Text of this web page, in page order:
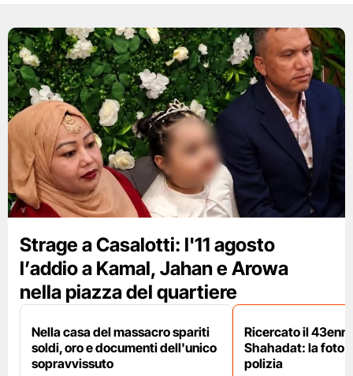
Strage a Casalotti: l'11 agosto
l’addio a Kamal, Jahan e Arowa
nella piazza del quartiere
Nella casa del massacro spariti
soldi, oro e documenti dell'unico
sopravvissuto
Ricercato il
Shahadat: la foto
polizia